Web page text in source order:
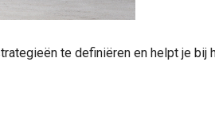
te definiëren en helpt je